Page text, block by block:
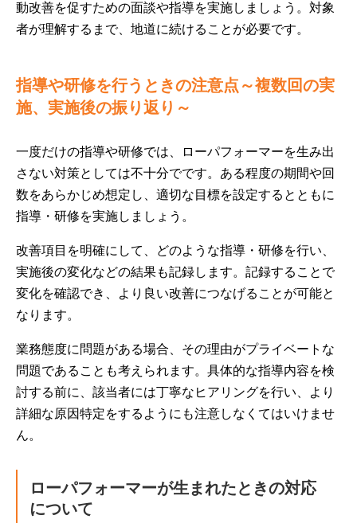
動改善を促すための面談や指導を実施しましょう。対象
者が理解するまで、地道に続けることが必要です。
指導や研修を行うときの注意点～複数回の実
施、実施後の振り返り～
一度だけの指導や研修では、ローパフォーマーを生み出
さない対策としては不十分でです。ある程度の期間や回
数をあらかじめ想定し、適切な目標を設定するとともに
指導・研修を実施しましょう。
改善項目を明確にして、どのような指導・研修を行い、
実施後の変化などの結果も記録します。記録することで
変化を確認でき、より良い改善につなげることが可能と
なります。
業務態度に問題がある場合、その理由がプライベートな
問題であることも考えられます。具体的な指導内容を検
討する前に、該当者には丁寧なヒアリングを行い、より
詳細な原因特定をするようにも注意しなくてはいけませ
ん。
ローパフォーマーが生まれたときの対応
について